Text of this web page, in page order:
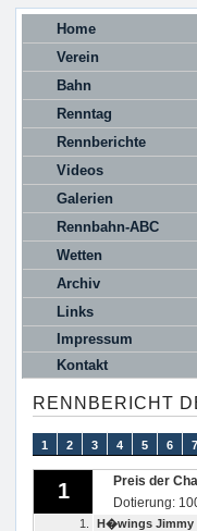
Home
Verein
Bahn
Renntag
Rennberichte
Videos
Galerien
Rennbahn-ABC
Wetten
Archiv
Links
Impressum
Kontakt
RENNBERICHT
1 2 3 4 5 6 7
1
Preis der
Dotierung:
1. H�wings Jimmy